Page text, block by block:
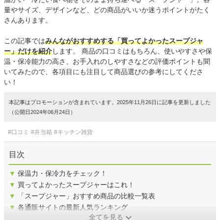
量やサイズ、デザインなど、どの商品がいいか迷うポイントがたく
さんあります。
この記事ではみんながおすすめする「買ってよかったスープジャ
ー」だけを紹介します。 商品の口コミはもちろん、使いやすさや保
温・保冷能力の高さ、お手入れのしやすさなどの評価ポイントも聞
いてみたので、各項目にも注目して商品選びの参考にしてくださ
い！
本記事はプロモーションが含まれています。2025年11月26日に記事を更新しました
（公開日2024年06月24日）
#口コミ #弁当箱 #キッチン雑貨
目次
▼ 保温力・保冷力をチェック！
▼ 買ってよかったスープジャーはこれ！
▼
「スープジャー」おすすめ商品の比較一覧表
▼ 各通販サイトの最新人気ランキング
全てを見る